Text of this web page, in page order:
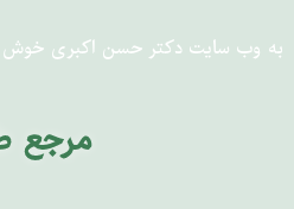
به وب سایت دکتر حسن اکبری خوش
مرجع